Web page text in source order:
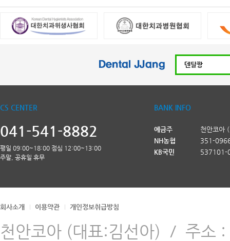
CS CENTER
041-541-8882
평일 09:00~18:00 점심 12:00~13:00
주말, 공휴일 휴무
BANK INFO
예금주
천안코아
NH농협
351-
KB국민
537101-
회사소개 이용약관 개인정보취급방침
천안코아 (대표:김선아) / 주소